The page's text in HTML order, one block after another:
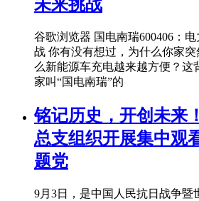
未来挑战
谷歌浏览器 国电南瑞600406：
战 你有没有想过，为什么你家
么新能源车充电越来越方便？这
家叫“国电南瑞”的
铭记历史，开创未来
总支组织开展集中观
题党
9月3日，是中国人民抗日战争暨